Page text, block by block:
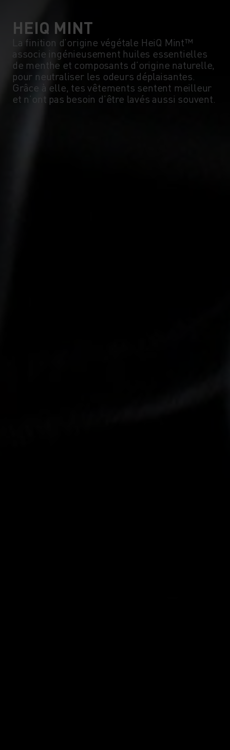
HEIQ MINT
La finition d’origine végétale HeiQ Mint™
associe ingénieusement huiles essentielles
de menthe et composants d’origine naturelle,
pour neutraliser les odeurs déplaisantes.
Grâce à elle, tes vêtements sentent meilleur
et n’ont pas besoin d’être lavés aussi souvent.